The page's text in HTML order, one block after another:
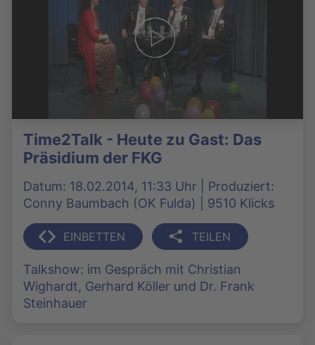
Time2Talk - Heute zu Gast: Das
Präsidium der FKG
Datum: 18.02.2014, 11:33 Uhr | Produziert:
Conny Baumbach (OK Fulda) | 9510 Klicks
EINBETTEN TEILEN
Talkshow: im Gespräch mit Christian
Wighardt, Gerhard Köller und Dr. Frank
Steinhauer